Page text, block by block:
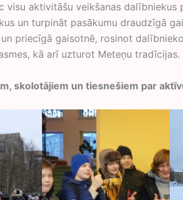
visu aktivitāšu veikšanas dalībniekus
un turpināt pasākumu draudzīgā
priecīgā gaisotnē, rosinot
kā arī uzturot Meteņu tradīcijas.
skolotājiem un tiesnešiem par